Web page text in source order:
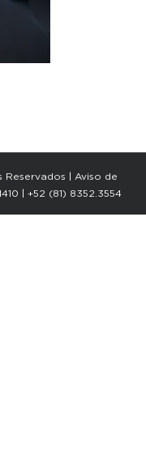
Reservados | Aviso de
| +52 (81) 8352.3554